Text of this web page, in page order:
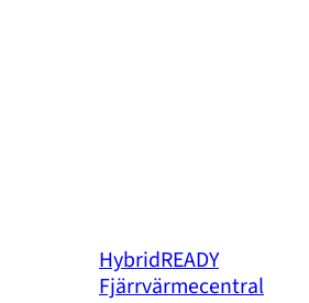
HybridREADY
Fjärrvärmecentral